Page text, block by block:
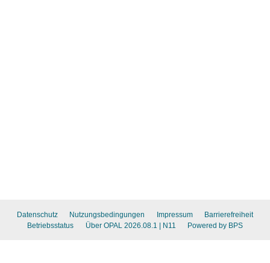
Datenschutz Nutzungsbedingungen Impressum
Barrierefreiheit
Betriebsstatus
Über OPAL 2026.08.1 | N11 Powered by BPS